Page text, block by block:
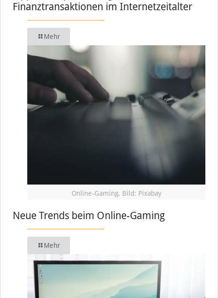
Finanztransaktionen im Internetzeitalter
Mehr
Online-Gaming, Bild: Pixabay
Neue Trends beim Online-Gaming
Mehr